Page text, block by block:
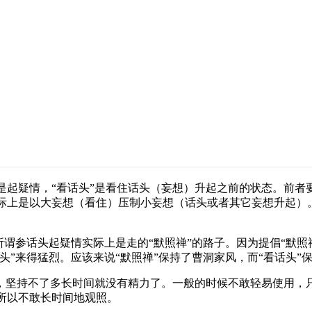
情，“看话头”是看住话头（妄想）升起之前的状态。前者
是以大妄想（看住）压制小妄想（话头或者其它妄想升起
话头起疑情实际上是走的“默照禅”的路子。因为提倡“默照
来得猛烈。应该来说“默照禅”保持了曹洞家风，而“看话头”
不了多长时间就没有精力了。一般的时候不敢轻易使用，
不敢长时间地观照。